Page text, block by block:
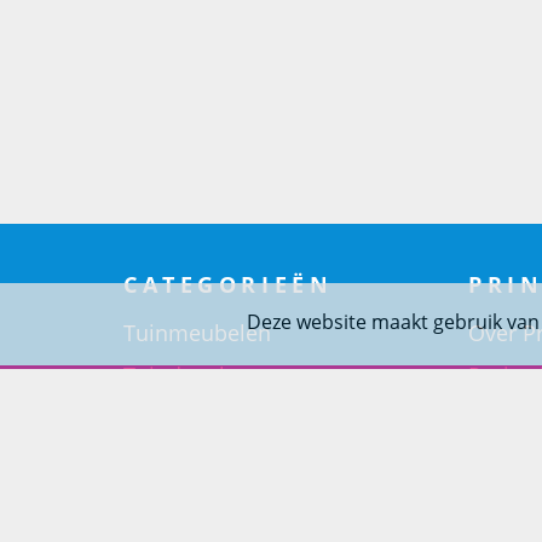
Deze website maakt gebruik
CATEGORIEËN
Tuinmeubelen
Tuindouches
Over